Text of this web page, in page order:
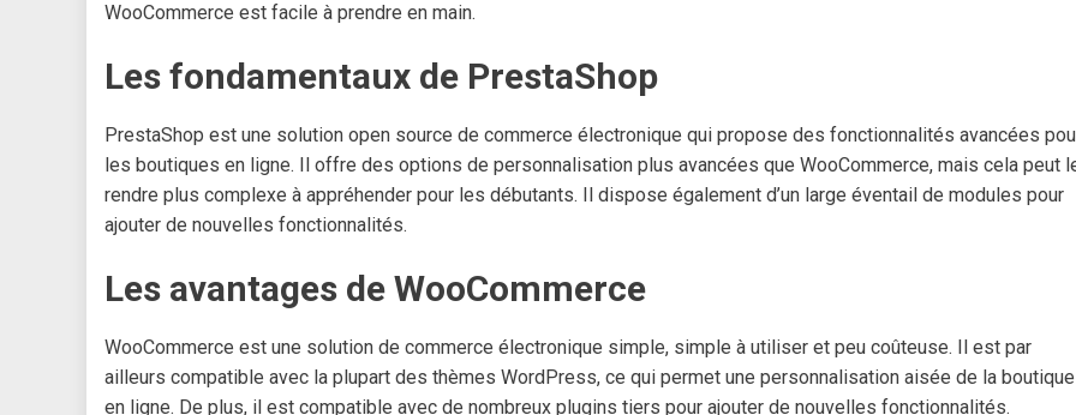
WooCommerce est facile à prendre en main.
Les fondamentaux de PrestaShop
PrestaShop est une solution open source de commerce électronique qui propose des fonctionnalités avancées
les boutiques en ligne. Il offre des options de personnalisation plus avancées que WooCommerce, mais cela peut
rendre plus complexe à appréhender pour les débutants. Il dispose également d’un large éventail de modules pour
ajouter de nouvelles fonctionnalités.
Les avantages de WooCommerce
WooCommerce est une solution de commerce électronique simple, simple à utiliser et peu coûteuse. Il est par
ailleurs compatible avec la plupart des thèmes WordPress, ce qui permet une personnalisation aisée de la boutique
en ligne. De plus, il est compatible avec de nombreux plugins tiers pour ajouter de nouvelles fonctionnalités.